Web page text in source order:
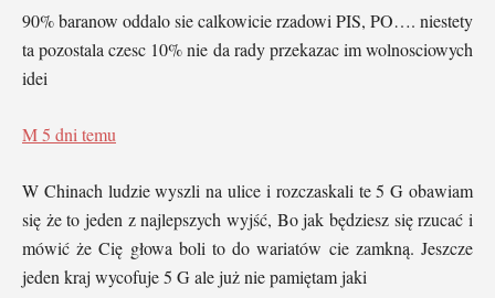
90% baranow oddalo sie calkowicie rzadowi PIS, PO…. niestety
ta pozostala czesc 10% nie da rady przekazac im wolnosciowych
idei
M5 dni temu
W Chinach ludzie wyszli na ulice i rozczaskali te 5 G obawiam
się że to jeden z najlepszych wyjść, Bo jak będziesz się rzucać i
mówić że Cię głowa boli to do wariatów cie zamkną. Jeszcze
jeden kraj wycofuje 5 G ale już nie pamiętam jaki